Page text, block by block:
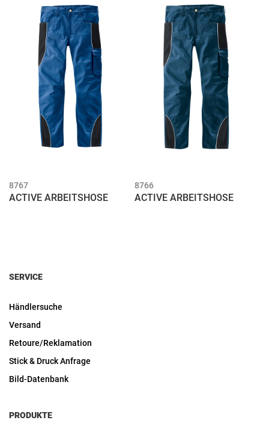
8767
ACTIVE ARBEITSHOSE
8766
ACTIVE ARBEITSHOSE
SERVICE
Händlersuche
Versand
Retoure/Reklamation
Stick & Druck Anfrage
Bild-Datenbank
PRODUKTE